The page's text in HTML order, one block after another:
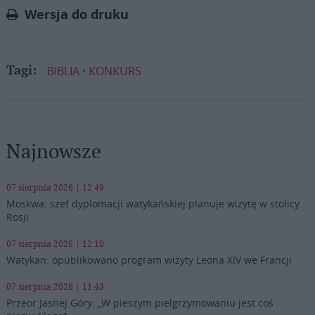
Wersja do druku
Tagi: BIBLIA KONKURS
Najnowsze
07 sierpnia 2026 | 12:49
Moskwa: szef dyplomacji watykańskiej planuje wizytę w stolicy
Rosji
07 sierpnia 2026 | 12:10
Watykan: opublikowano program wizyty Leona XIV we Francji
07 sierpnia 2026 | 11:43
Przeor Jasnej Góry: „W pieszym pielgrzymowaniu jest coś